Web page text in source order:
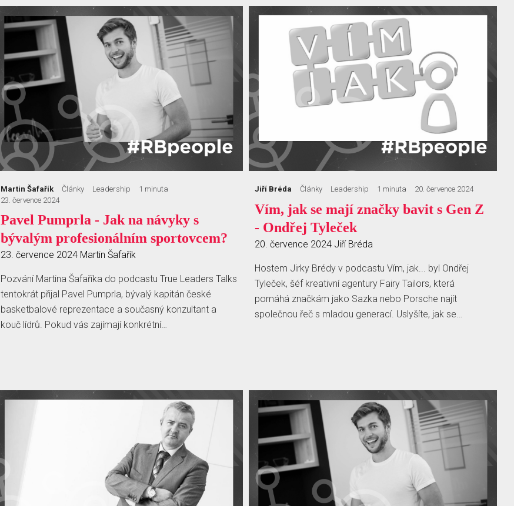
Martin Šafařík Články Leadership
1 minuta
23. července 2024
Pavel Pumprla - Jak na návyky s
bývalým profesionálním sportovcem?
23. července 2024 Martin Šafařík
Pozvání Martina Šafaříka do podcastu True Leaders Talks
tentokrát přijal Pavel Pumprla, bývalý kapitán české
basketbalové reprezentace a současný konzultant a
kouč lídrů. Pokud vás zajímají konkrétní…
Jiří Bréda Články Leadership 1 minuta 20. července 2024
Vím, jak se mají značky bavit s Gen Z
- Ondřej Tyleček
20. července 2024 Jiří Bréda
Hostem Jirky Brédy v podcastu Vím, jak... byl Ondřej
Tyleček, šéf kreativní agentury Fairy Tailors, která
pomáhá značkám jako Sazka nebo Porsche najít
společnou řeč s mladou generací. Uslyšíte, jak se…